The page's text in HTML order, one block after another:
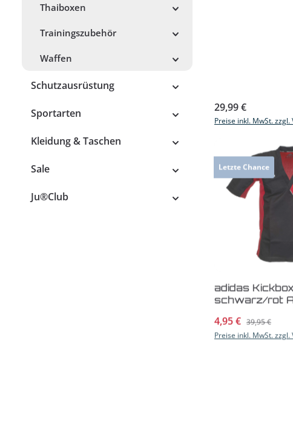
Thaiboxen
Trainingszubehör
Waffen
Schutzausrüstung
Sportarten
Kleidung & Taschen
Sale
Ju®Club
Regulärer Preis:
29,99 €
Preise inkl. MwSt.
Letzte Chance
adidas
schwarz/rot
Verkaufspreis:
4,95 € Regulärer
39,95 €
Preise inkl. MwSt.